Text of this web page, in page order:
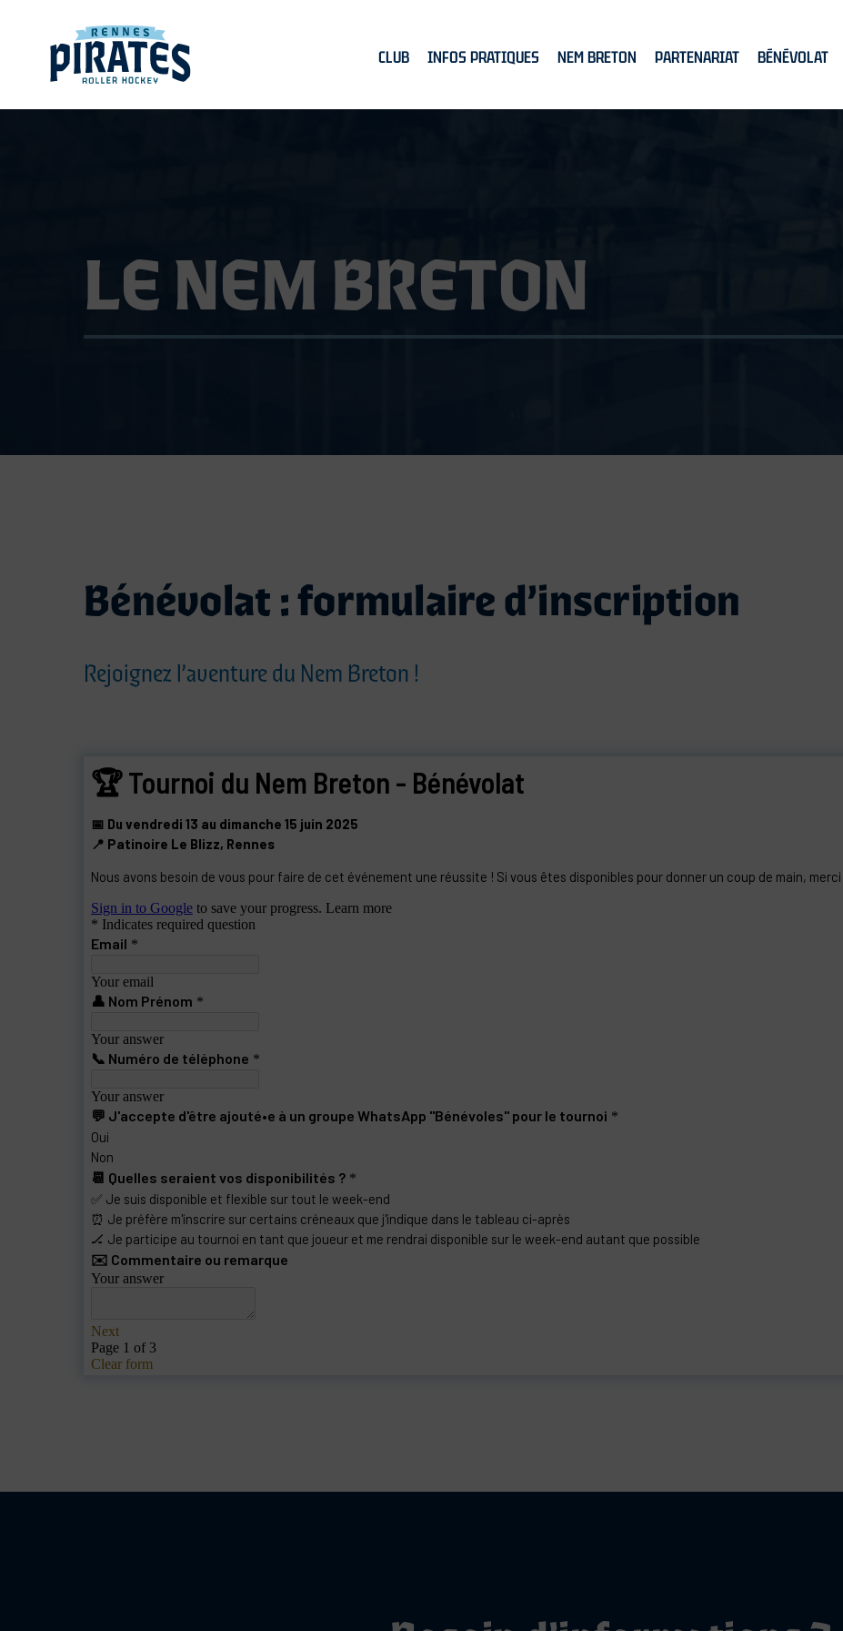
CLUB INFOS PRATIQUES NEM BRETON PARTENARIAT BÉNÉVOLAT
LENEMBRETON
Bénévolat : formulaire d’inscription
Rejoignez l’aventure du Nem Breton !